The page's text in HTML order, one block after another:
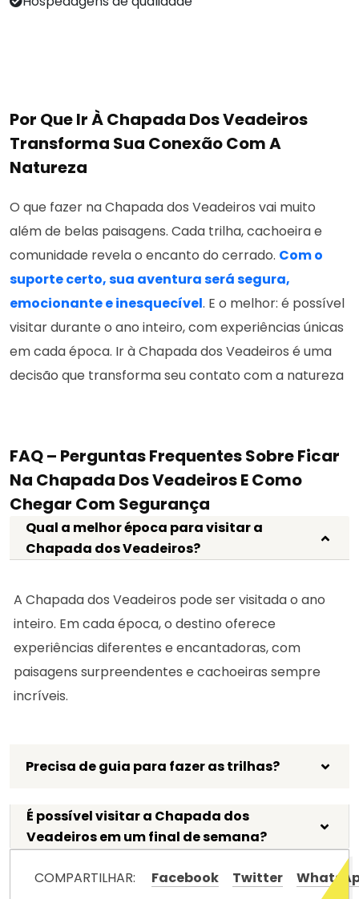
Por Que Ir À Chapada Dos Veadeiros
Transforma Sua Conexão Com A
Natureza
O que fazer na Chapada dos Veadeiros vai muito
além de belas paisagens. Cada trilha, cachoeira e
comunidade revela o encanto do cerrado. Com o
suporte certo, sua aventura será segura,
emocionante e inesquecível. E o melhor: é possível
visitar durante o ano inteiro, com experiências únicas
em cada época. Ir à Chapada dos Veadeiros é uma
decisão que transforma seu contato com a natureza
FAQ – Perguntas Frequentes Sobre Ficar
Na Chapada Dos Veadeiros E Como
Chegar Com Segurança
Qual a melhor época para visitar a
Chapada dos Veadeiros?
A Chapada dos Veadeiros pode ser visitada o ano
inteiro. Em cada época, o destino oferece
experiências diferentes e encantadoras, com
paisagens surpreendentes e cachoeiras sempre
incríveis.
Precisa de guia para fazer as trilhas?
É possível visitar a Chapada dos
Veadeiros em um final de semana?
COMPARTILHAR: Facebook Twitter